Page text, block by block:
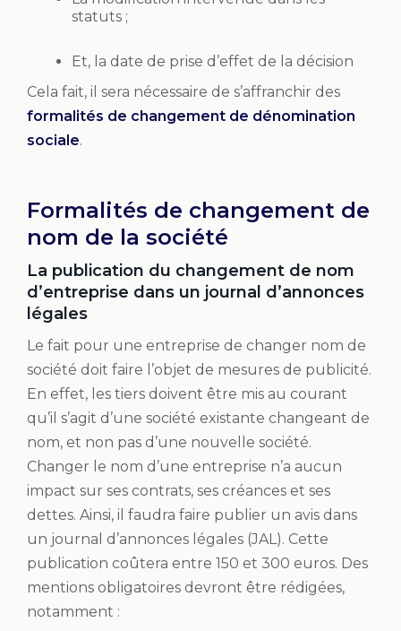
statuts ;
Et, la date de prise d’effet de la décision
Cela fait, il sera nécessaire de s’affranchir des
formalités de changement de dénomination
sociale.
Formalités de changement de
nom de la société
La publication du changement de nom
d’entreprise dans un journal d’annonces
légales
Le fait pour une entreprise de changer nom de
société doit faire l’objet de mesures de publicité.
En effet, les tiers doivent être mis au courant
qu’il s’agit d’une société existante changeant de
nom, et non pas d’une nouvelle société.
Changer le nom d’une entreprise n’a aucun
impact sur ses contrats, ses créances et ses
dettes. Ainsi, il faudra faire publier un avis dans
un journal d’annonces légales (JAL). Cette
publication coûtera entre 150 et 300 euros. Des
mentions obligatoires devront être rédigées,
notamment :